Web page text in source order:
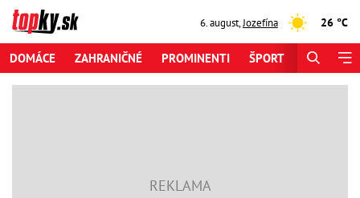
6. august,Jozefína 26 °C
DOMÁCE ZAHRANIČNÉ PROMINENTI ŠPORT